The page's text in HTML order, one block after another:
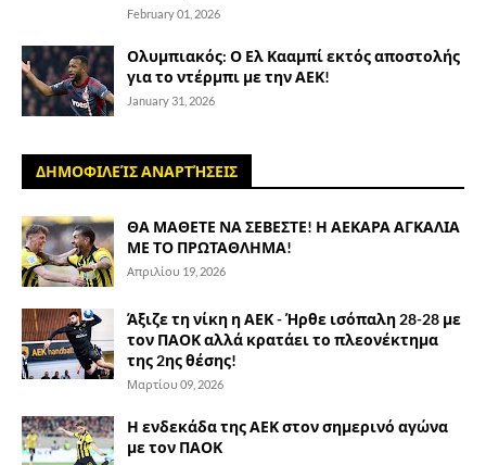
February 01, 2026
Ολυμπιακός: Ο Ελ Κααμπί εκτός αποστολής
για το ντέρμπι με την ΑΕΚ!
January 31, 2026
ΔΗΜΟΦΙΛΕΊΣ ΑΝΑΡΤΉΣΕΙΣ
ΘΑ ΜΑΘΕΤΕ ΝΑ ΣΕΒΕΣΤΕ! Η ΑΕΚΑΡΑ ΑΓΚΑΛΙΑ
ΜΕ ΤΟ ΠΡΩΤΑΘΛΗΜΑ!
Απριλίου 19, 2026
Άξιζε τη νίκη η ΑΕΚ - Ήρθε ισόπαλη 28-28 με
τον ΠΑΟΚ αλλά κρατάει το πλεονέκτημα
της 2ης θέσης!
Μαρτίου 09, 2026
Η ενδεκάδα της ΑΕΚ στον σημερινό αγώνα
με τον ΠΑΟΚ